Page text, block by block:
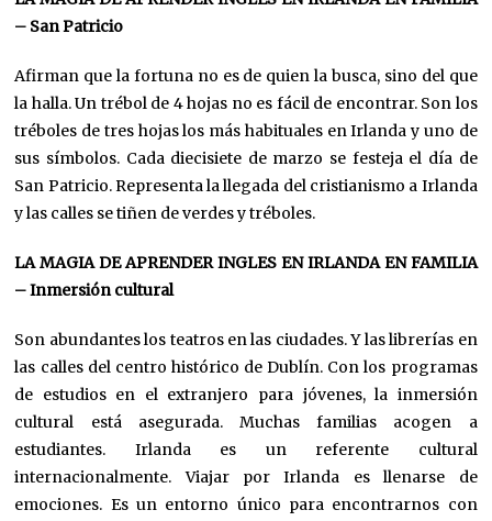
– San Patricio
Afirman que la fortuna no es de quien la busca, sino del que
la halla. Un trébol de 4 hojas no es fácil de encontrar. Son los
tréboles de tres hojas los más habituales en Irlanda y uno de
sus símbolos. Cada diecisiete de marzo se festeja el día de
San Patricio. Representa la llegada del cristianismo a Irlanda
y las calles se tiñen de verdes y tréboles.
LA MAGIA DE APRENDER INGLES EN IRLANDA EN FAMILIA
– Inmersión cultural
Son abundantes los teatros en las ciudades. Y las librerías en
las calles del centro histórico de Dublín. Con los programas
de estudios en el extranjero para jóvenes, la inmersión
cultural está asegurada. Muchas familias acogen a
estudiantes. Irlanda es un referente cultural
internacionalmente. Viajar por Irlanda es llenarse de
emociones. Es un entorno único para encontrarnos con